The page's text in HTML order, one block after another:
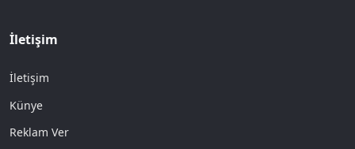
İletişim
İletişim
Künye
Reklam Ver